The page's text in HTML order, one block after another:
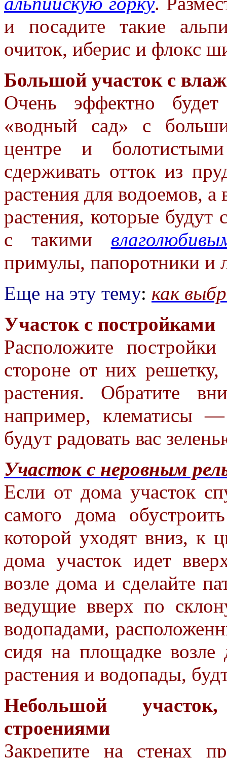
и посадите такие
очиток, иберис и флокс
Большой участок с
Очень эффектно будет
«водный сад» с
центре и
сдерживать отток из
растения для водоемов, а
растения, которые будут
с такими
примулы, папоротники и
Еще на эту тему: как
Участок с постройками
Расположите
стороне от них
растения. Обратите
например, клематисы
будут радовать вас
Участок с неровным
Если от дома участок
самого дома
которой уходят вниз, к
дома участок идет
возле дома и сделайте
ведущие вверх по
водопадами,
сидя на площадке
растения и водопады,
Небольшой
строениями
Закрепите на стенах